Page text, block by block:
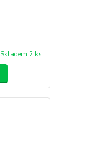
Skladem 2 ks